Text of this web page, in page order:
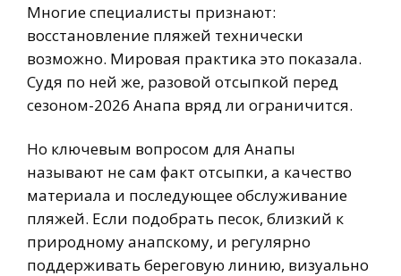
Многие специалисты признают:
восстановление пляжей технически
возможно. Мировая практика это показала.
Судя по ней же, разовой отсыпкой перед
сезоном-2026 Анапа вряд ли ограничится.
Но ключевым вопросом для Анапы
называют не сам факт отсыпки, а качество
материала и последующее обслуживание
пляжей. Если подобрать песок, близкий к
природному анапскому, и регулярно
поддерживать береговую линию, визуально